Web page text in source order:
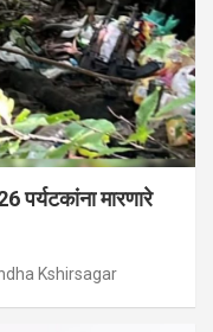
पर्यटकांना मारणारे
Kshirsagar